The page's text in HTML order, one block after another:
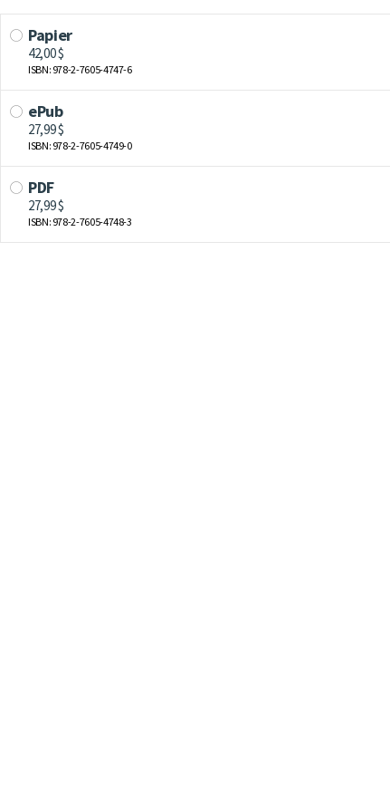
Papier
42,00 $
ISBN: 978-2-7605-4747-6
ePub
27,99 $
ISBN: 978-2-7605-4749-0
PDF
27,99 $
ISBN: 978-2-7605-4748-3